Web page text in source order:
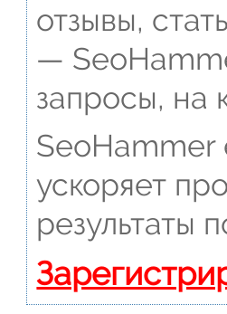
отзывы,
—
запросы, на
SeoHammer
ускоряет
результаты